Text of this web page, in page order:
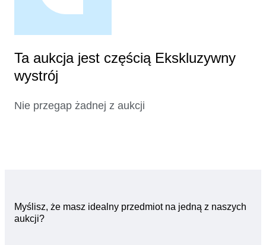
Ta aukcja jest częścią Ekskluzywny
wystrój
Nie przegap żadnej z aukcji
Myślisz, że masz idealny przedmiot na jedną z naszych
aukcji?